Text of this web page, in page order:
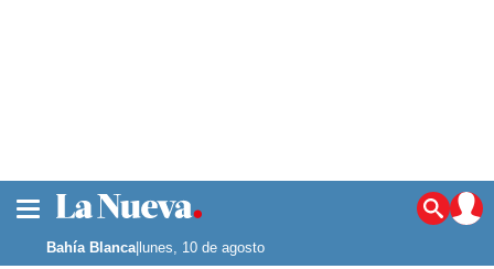
Noticias
La ciudad
Bahía Blanca|lunes, 10 de agosto